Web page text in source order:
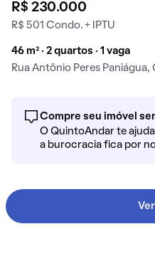
R$ 230.000
R$ 501 Condo. + IPTU
46 m² · 2 quartos · 1 vaga
Rua Antônio Peres Paniágua,
Compre seu imóvel
O QuintoAndar te
a burocracia fica por